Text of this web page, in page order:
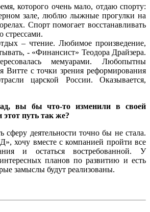
которого очень мало, отдаю спорту:
зале, люблю лыжные прогулки на
Спорт помогает восстанавливать
стрессами.
– чтение. Любимое произведение,
- «Финансист» Теодора Драйзера.
мемуарами. Любопытны
Витте с точки зрения реформирования
царской России. Оказывается,
вы бы что-то изменили в своей
путь так же?
сферу деятельности точно бы не стала.
хочу вместе с компанией пройти все
и остаться востребованной. У
планов по развитию и есть
замыслы будут реализованы.